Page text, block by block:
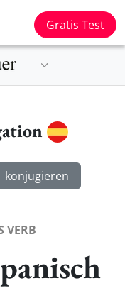
Gratis Test
VERB